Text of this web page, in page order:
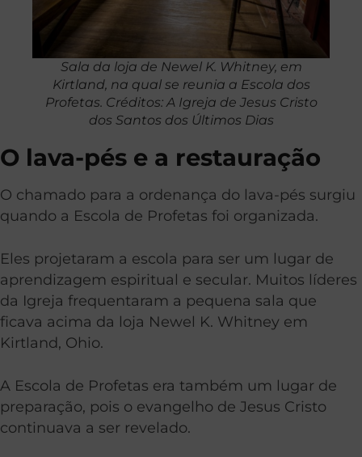
Sala da loja de Newel K. Whitney, em
Kirtland, na qual se reunia a Escola dos
Profetas. Créditos: A Igreja de Jesus Cristo
dos Santos dos Últimos Dias
O lava-pés e a restauração
O chamado para a ordenança do lava-pés surgiu
quando a Escola de Profetas foi organizada.
Eles projetaram a escola para ser um lugar de
aprendizagem espiritual e secular. Muitos líderes
da Igreja frequentaram a pequena sala que
ficava acima da loja Newel K. Whitney em
Kirtland, Ohio.
A Escola de Profetas era também um lugar de
preparação, pois o evangelho de Jesus Cristo
continuava a ser revelado.